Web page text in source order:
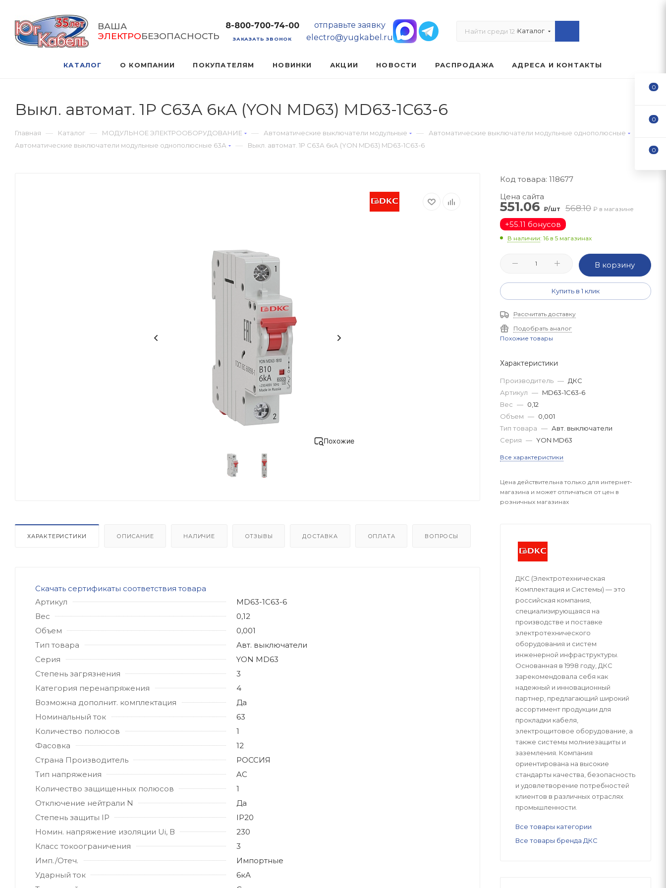
ВАША
ЭЛЕКТРОБЕЗОПАСНОСТЬ
8-800-700-74-00
ЗАКАЗАТЬ ЗВОНОК
отправьте заявку
electro@yugkabel.ru
Каталог
КАТАЛОГ О КОМПАНИИ ПОКУПАТЕЛЯМ НОВИНКИ АКЦИИ НОВОСТИ РАСПРОДАЖА АДРЕСА И КОНТАКТЫ
Выкл. автомат. 1Р С63А 6кА (YON MD63) MD63-1C63-6
Главная — Каталог — МОДУЛЬНОЕ ЭЛЕКТРООБОРУДОВАНИЕ — Автоматические выключатели модульные — Автоматические выключатели модульные однополюсные
Автоматические выключатели модульные однополюсные 63А — Выкл. автомат. 1Р С63А 6кА (YON MD63) MD63-1C63-6
Похожие
ХАРАКТЕРИСТИКИ ОПИСАНИЕ НАЛИЧИЕ ОТЗЫВЫ ДОСТАВКА ОПЛАТА ВОПРОСЫ
Скачать сертификаты соответствия товара
Артикул
MD63-1C63-6
Вес
0,12
Объем
0,001
Тип товара
Авт. выключатели
Серия
YON MD63
Степень загрязнения
3
Категория перенапряжения
4
Возможна дополнит. комплектация
Да
Номинальный ток
63
Количество полюсов
1
Фасовка
12
Страна Производитель
РОССИЯ
Тип напряжения
AC
Количество защищенных полюсов
1
Отключение нейтрали N
Да
Степень защиты IP
IP20
Номин. напряжение изоляции Ui, В
230
Класс токоограничения
3
Имп./Отеч.
Импортные
Ударный ток
6кА
Код товара: 118677
Цена сайта
551.06 ₽/шт 568.10 ₽ в магазине
+55.11 бонусов
В наличии: 16 в 5 магазинах
В корзину
Купить в 1 клик
Рассчитать доставку
Подобрать аналог
Похожие товары
Характеристики
Производитель — ДКС
Артикул — MD63-1C63-6
Вес — 0,12
Объем — 0,001
Тип товара — Авт. выключатели
Серия — YON MD63
Все характеристики
Цена действительна только для интернет-
магазина и может отличаться от цен в
розничных магазинах
ДКС (Электротехническая
Комплектация и Системы) — это
российская компания,
специализирующаяся на
производстве и поставке
электротехнического
оборудования и систем
инженерной инфраструктуры.
Основанная в 1998 году, ДКС
зарекомендовала себя как
надежный и инновационный
партнер, предлагающий широкий
ассортимент продукции для
прокладки кабеля,
электрощитовое оборудование, а
также системы молниезащиты и
заземления. Компания
ориентирована на высокие
стандарты качества, безопасность
и удовлетворение потребностей
клиентов в различных отраслях
промышленности.
Все товары категории
Все товары бренда ДКС
0
0
0